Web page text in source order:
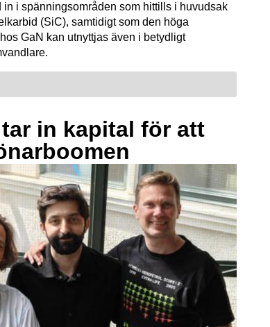
in i spänningsområden som hittills i huvudsak
(SiC), samtidigt som den höga
GaN kan utnyttjas även i betydligt
in kapital för att